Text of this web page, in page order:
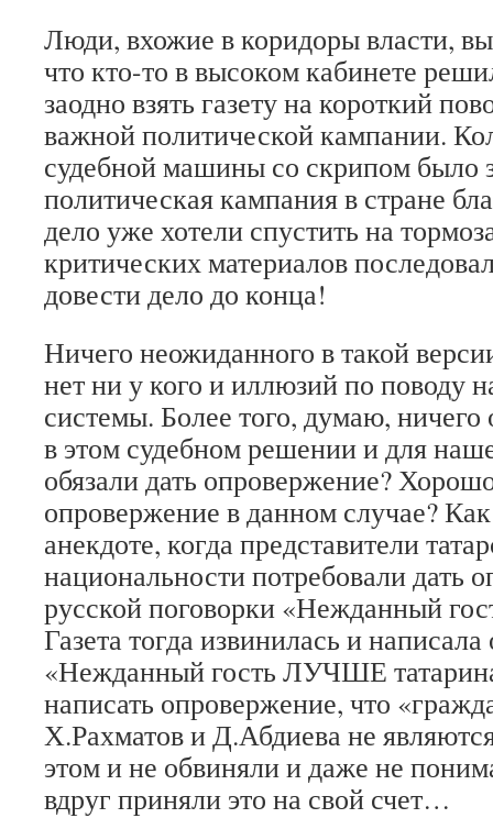
Люди, вхожие в коридоры власти,
что кто-то в высоком кабинете
заодно взять газету на короткий
важной политической кампании.
судебной машины со скрипом было
политическая кампания в стране
дело уже хотели спустить на
критических материалов
довести дело до конца!
Ничего неожиданного в такой
нет ни у кого и иллюзий по поводу
системы. Более того, думаю, ничего
в этом судебном решении и для
обязали дать опровержение?
опровержение в данном случае?
анекдоте, когда представители
национальности потребовали дать
русской поговорки «Нежданный
Газета тогда извинилась и
«Нежданный гость ЛУЧШЕ
написать опровержение, что
Х.Рахматов и Д.Абдиева не
этом и не обвиняли и даже не
вдруг приняли это на свой счет…